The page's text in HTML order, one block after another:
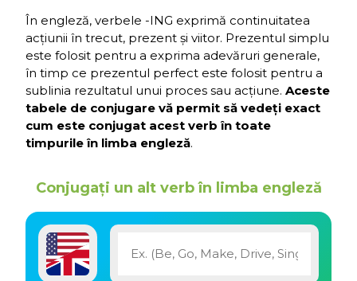
În engleză, verbele -ING exprimă continuitatea
acțiunii în trecut, prezent și viitor. Prezentul simplu
este folosit pentru a exprima adevăruri generale,
în timp ce prezentul perfect este folosit pentru a
sublinia rezultatul unui proces sau acțiune. Aceste
tabele de conjugare vă permit să vedeți exact
cum este conjugat acest verb în toate
timpurile în limba engleză.
Conjugați un alt verb în limba engleză